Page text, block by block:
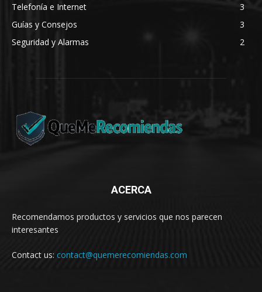
Telefonía e Internet
3
Guías y Consejos
3
Seguridad y Alarmas
2
ACERCA
Recomendamos productos y servicios que nos parecen
interesantes
Contact us: contact@quemerecomiendas.com